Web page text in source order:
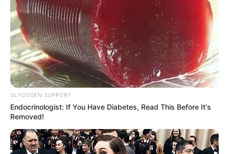
GLYCOGEN SUPPORT
Endocrinologist: If You Have Diabetes, Read This Before It's
Removed!